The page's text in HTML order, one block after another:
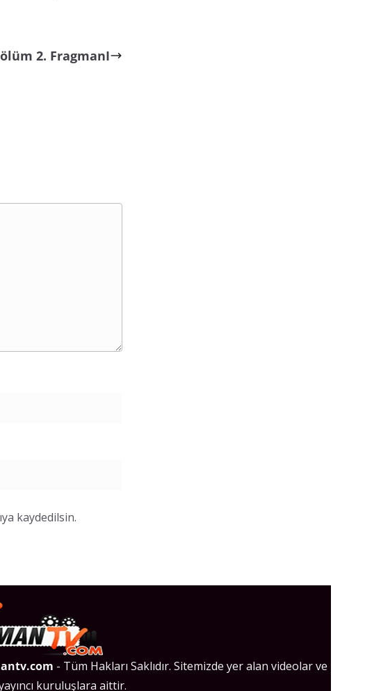
2. FragmanI
kaydedilsin.
- Tüm Hakları Saklıdır. Sitemizde yer alan videolar ve
kuruluşlara aittir.